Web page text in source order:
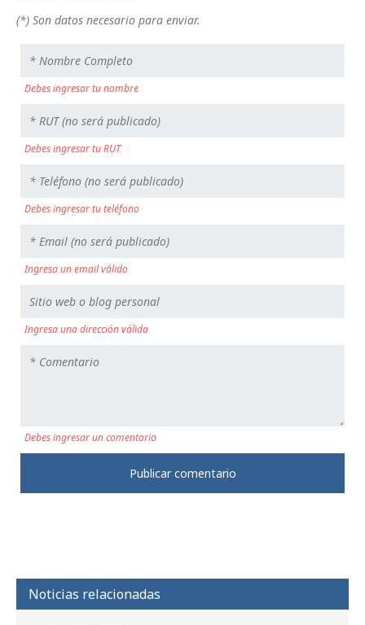
(*) Son datos necesario para enviar.
Debes ingresar tu nombre
Debes ingresar tu RUT
Debes ingresar tu teléfono
Ingresa un email válido
Ingresa una dirección válida
Debes ingresar un comentario
Noticias relacionadas